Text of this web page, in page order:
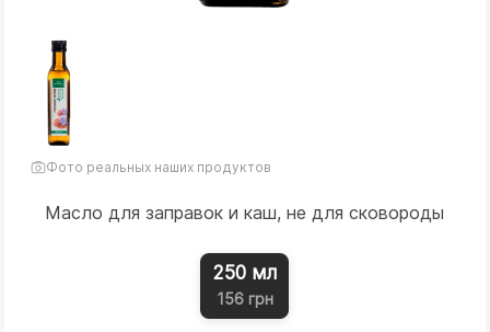
Фото реальных наших продуктов
Масло для заправок и каш, не для сковороды
250 мл
156 грн